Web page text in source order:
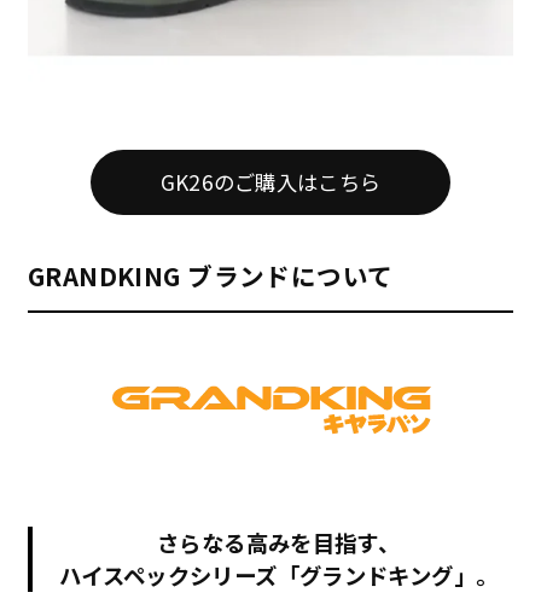
GK26のご購入はこちら
GRANDKING ブランドについて
さらなる高みを目指す、
ハイスペックシリーズ「グランドキング」。